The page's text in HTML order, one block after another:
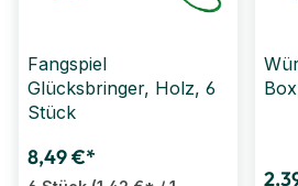
Fangspiel
Glücksbringer, Holz, 6
Stück
8,49 €*